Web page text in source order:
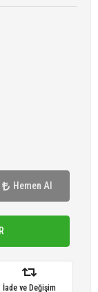
Hemen Al
İade ve Değişim